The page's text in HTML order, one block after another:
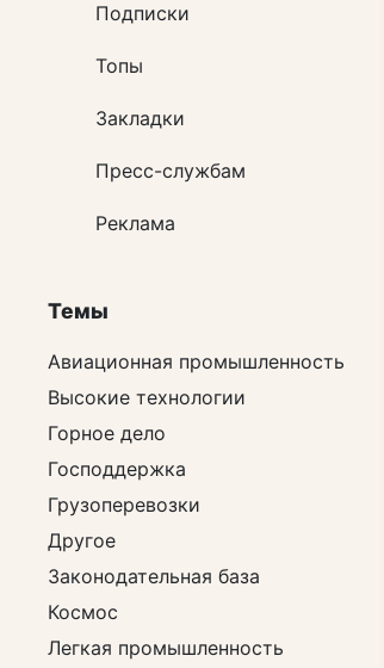
Подписки
Топы
Закладки
Пресс-службам
Реклама
Темы
Авиационная промышленность
Высокие технологии
Горное дело
Господдержка
Грузоперевозки
Другое
Законодательная база
Космос
Легкая промышленность